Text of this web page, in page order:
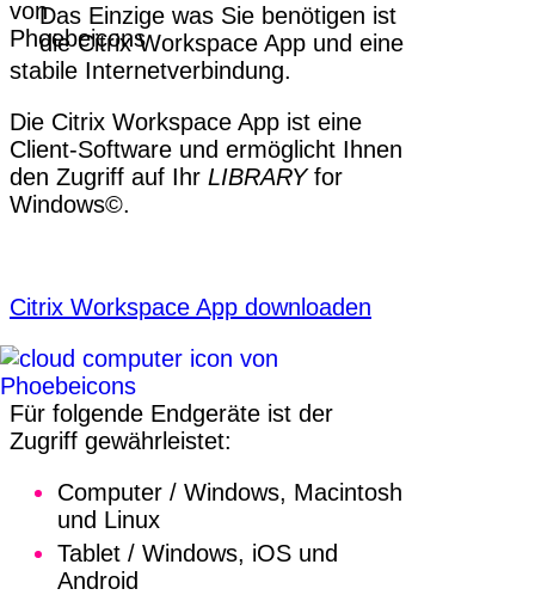
Das Einzige was Sie benötigen ist
die Citrix Workspace App und eine
stabile Internetverbindung.
Die Citrix Workspace App ist eine
Client-Software und ermöglicht Ihnen
den Zugriff auf Ihr LIBRARYfor
Windows©.
Citrix Workspace App downloaden
Für folgende Endgeräte ist der
Zugriff gewährleistet:
Computer / Windows, Macintosh
und Linux
Tablet / Windows, iOS und
Android